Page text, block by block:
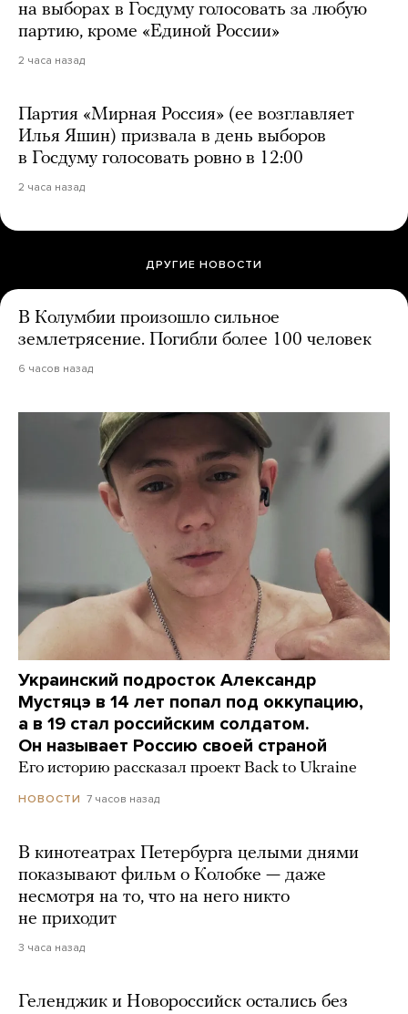
на выборах в Госдуму голосовать за любую
партию, кроме «Единой России»
2 часа назад
Партия «Мирная Россия» (ее возглавляет
Илья Яшин) призвала в день выборов
в Госдуму голосовать ровно в 12:00
2 часа назад
ДРУГИЕ НОВОСТИ
В Колумбии произошло сильное
землетрясение. Погибли более 100 человек
6 часов назад
Украинский подросток Александр
Мустяцэ в 14 лет попал под оккупацию,
а в 19 стал российским солдатом.
Он называет Россию своей страной
Его историю рассказал проект Back to Ukraine
НОВОСТИ 7 часов назад
В кинотеатрах Петербурга целыми днями
показывают фильм о Колобке — даже
несмотря на то, что на него никто
не приходит
3 часа назад
Геленджик и Новороссийск остались без